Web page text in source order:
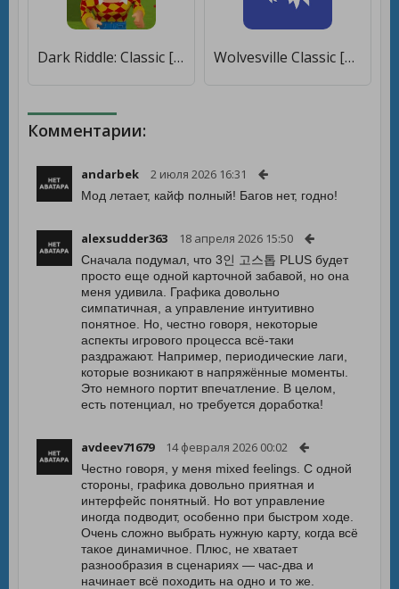
Dark Riddle: Classic [Мод меню] Wolvesville Classic [Мод меню]
Комментарии:
andarbek 2 июля 2026 16:31
Мод летает, кайф полный! Багов нет, годно!
alexsudder363 18 апреля 2026 15:50
Сначала подумал, что 3인 고스톱 PLUS будет
просто еще одной карточной забавой, но она
меня удивила. Графика довольно
симпатичная, а управление интуитивно
понятное. Но, честно говоря, некоторые
аспекты игрового процесса всё-таки
раздражают. Например, периодические лаги,
которые возникают в напряжённые моменты.
Это немного портит впечатление. В целом,
есть потенциал, но требуется доработка!
avdeev71679 14 февраля 2026 00:02
Честно говоря, у меня mixed feelings. С одной
стороны, графика довольно приятная и
интерфейс понятный. Но вот управление
иногда подводит, особенно при быстром ходе.
Очень сложно выбрать нужную карту, когда всё
такое динамичное. Плюс, не хватает
разнообразия в сценариях — час-два и
начинает всё походить на одно и то же.